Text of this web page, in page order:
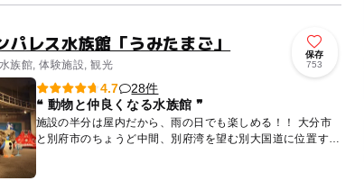
パレス水族館「うみたまご」
族館, 体験施設, 観光
保存
753
4.7
28件
❝ 動物と仲良くなる水族館 ❞
施設の半分は屋内だから、雨の日でも楽しめる！！ 大分市
と別府市のちょうど中間、別府湾を望む別大国道に位置する
水族館。 大きなセイウチとトレーナーによるコミカルな
か...